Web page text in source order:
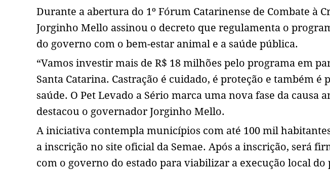
Durante a abertura do 1º Fórum Catarinense de Combate à
Jorginho Mello assinou o decreto que regulamenta o
do governo com o bem-estar animal e a saúde pública.
“Vamos investir mais de R$ 18 milhões pelo programa em
Santa Catarina. Castração é cuidado, é proteção e também é
saúde. O Pet Levado a Sério marca uma nova fase da causa
destacou o governador Jorginho Mello.
A iniciativa contempla municípios com até 100 mil
a inscrição no site oficial da Semae. Após a inscrição, será
com o governo do estado para viabilizar a execução local do